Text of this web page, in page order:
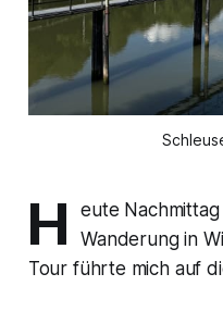
H
eute
Wanderung in
Tour führte mich auf